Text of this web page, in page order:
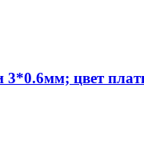
3*0.6мм; цвет